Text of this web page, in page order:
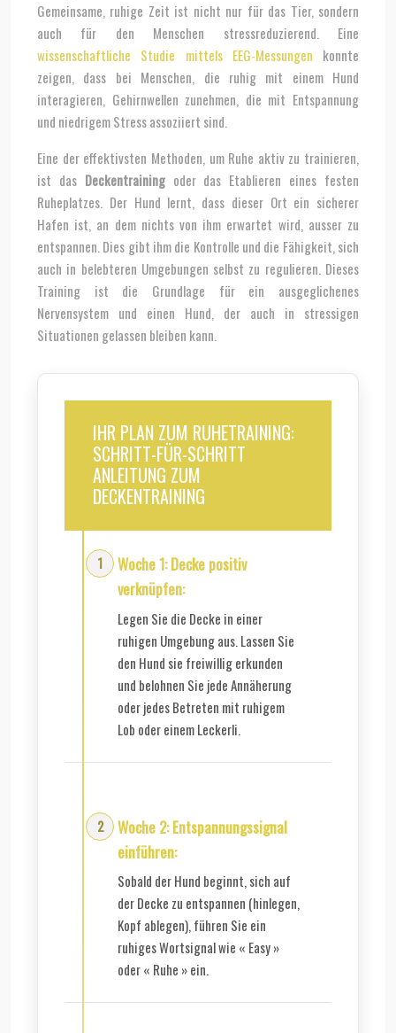
Gemeinsame, ruhige Zeit ist nicht nur für das Tier, sondern
auch für den Menschen stressreduzierend. Eine
wissenschaftliche Studie mittels EEG-Messungen konnte
zeigen, dass bei Menschen, die ruhig mit einem Hund
interagieren, Gehirnwellen zunehmen, die mit Entspannung
und niedrigem Stress assoziiert sind.
Eine der effektivsten Methoden, um Ruhe aktiv zu trainieren,
ist das Deckentrainingoder das Etablieren eines festen
Ruheplatzes. Der Hund lernt, dass dieser Ort ein sicherer
Hafen ist, an dem nichts von ihm erwartet wird, ausser zu
entspannen. Dies gibt ihm die Kontrolle und die Fähigkeit, sich
auch in belebteren Umgebungen selbst zu regulieren. Dieses
Training ist die Grundlage für ein ausgeglichenes
Nervensystem und einen Hund, der auch in stressigen
Situationen gelassen bleiben kann.
IHR PLAN ZUM RUHETRAINING:
SCHRITT-FÜR-SCHRITT
ANLEITUNG ZUM
DECKENTRAINING
Woche 1: Decke positiv
verknüpfen:
Legen Sie die Decke in einer
ruhigen Umgebung aus. Lassen Sie
den Hund sie freiwillig erkunden
und belohnen Sie jede Annäherung
oder jedes Betreten mit ruhigem
Lob oder einem Leckerli.
Woche 2: Entspannungssignal
einführen:
Sobald der Hund beginnt, sich auf
der Decke zu entspannen (hinlegen,
Kopf ablegen), führen Sie ein
ruhiges Wortsignal wie « Easy »
oder « Ruhe » ein.